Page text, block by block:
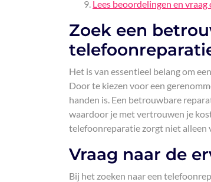
Lees beoordelingen en
Zoek een
Het is van essentieel belang om
Door te kiezen voor een
handen is. Een betrouwbare
waardoor je met vertrouwen je
telefoonreparatie zorgt niet alleen
Vraag naar de
Bij het zoeken naar een